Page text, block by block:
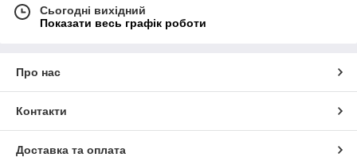
Сьогодні вихідний
Показати весь графік роботи
Про нас
Контакти
Доставка та оплата